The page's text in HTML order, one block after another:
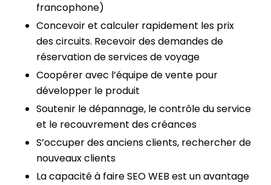
francophone)
Concevoir et calculer rapidement les prix
des circuits. Recevoir des demandes de
réservation de services de voyage
Coopérer avec l’équipe de vente pour
développer le produit
Soutenir le dépannage, le contrôle du service
et le recouvrement des créances
S’occuper des anciens clients, rechercher de
nouveaux clients
La capacité à faire SEO WEB est un avantage